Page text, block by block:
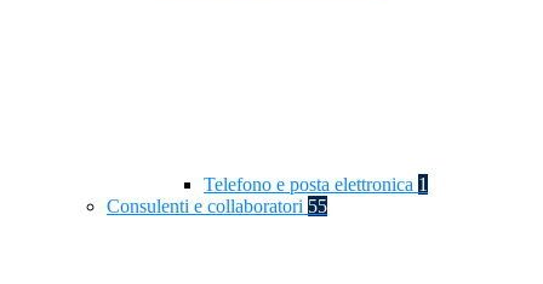
Telefono e posta elettronica 1
Consulenti e collaboratori 55